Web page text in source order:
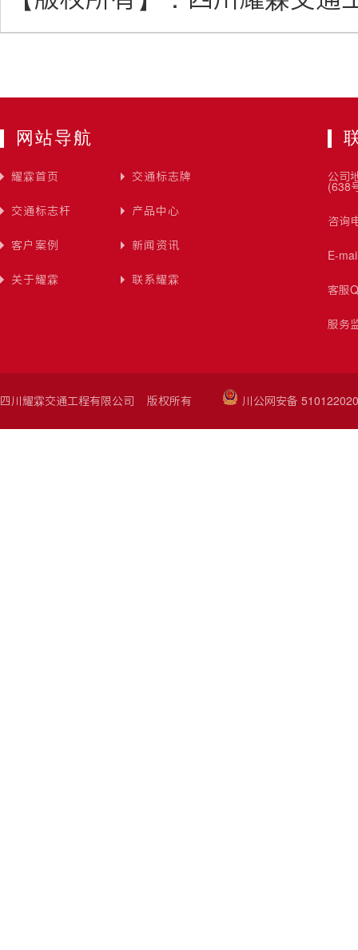
网站导航
耀霖首页 交通标志牌
交通标志杆 产品中心
客户案例 新闻资讯
关于耀霖 联系耀霖
公司
(638
咨询
E-
客服
服务
四川耀霖交通工程有限公司 版权所有 川公网安备